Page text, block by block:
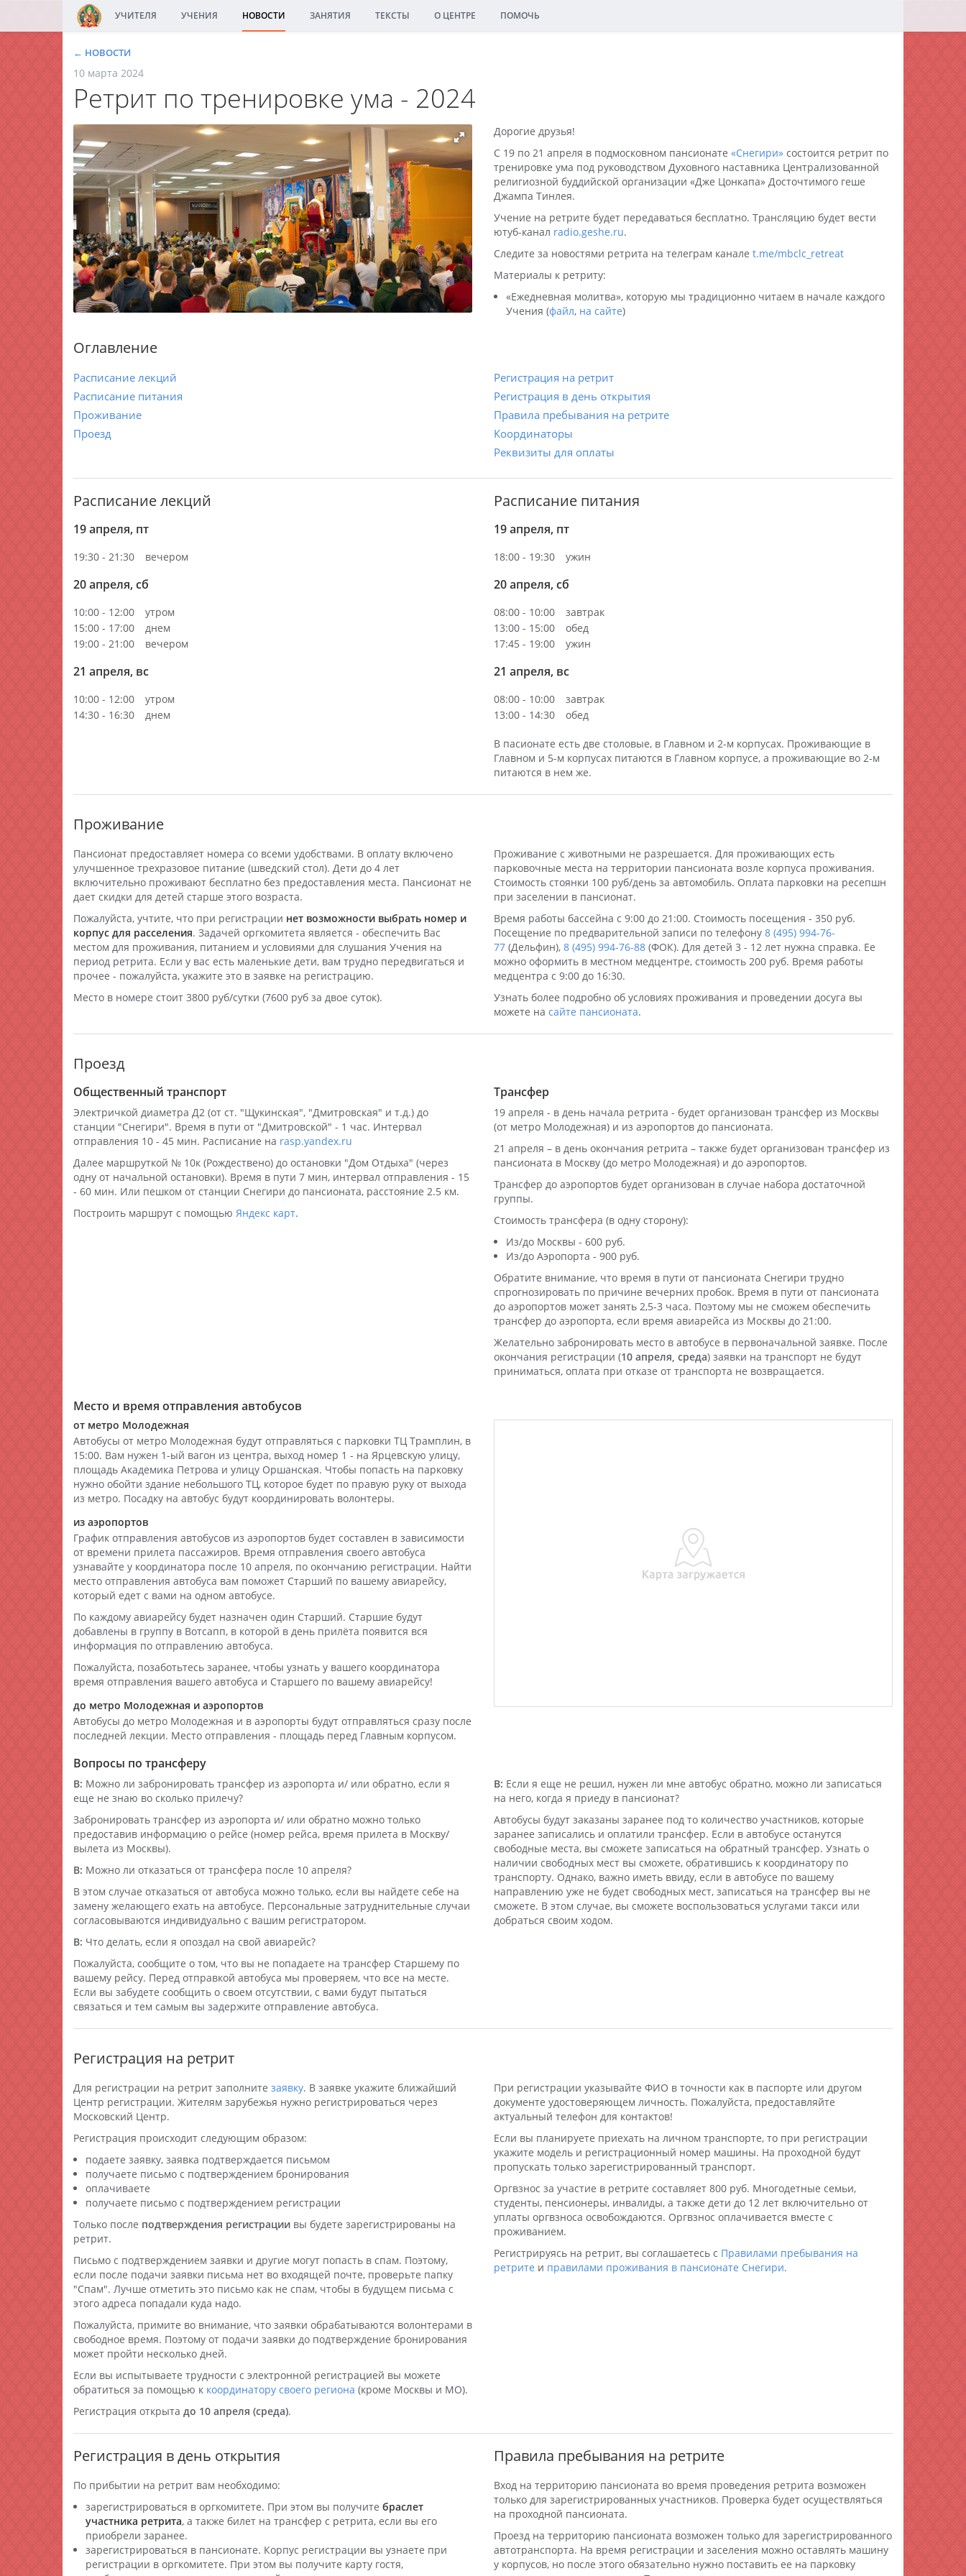
УЧИТЕЛЯ УЧЕНИЯ НОВОСТИ ЗАНЯТИЯ ТЕКСТЫ О ЦЕНТРЕ ПОМОЧЬ
← НОВОСТИ
10 марта 2024
Ретрит по тренировке ума - 2024
Дорогие друзья!
С 19 по 21 апреля в подмосковном пансионате «Снегири» состоится ретрит по
тренировке ума под руководством Духовного наставника Централизованной
религиозной буддийской организации «Дже Цонкапа» Досточтимого геше
Джампа Тинлея.
Учение на ретрите будет передаваться бесплатно. Трансляцию будет вести
ютуб-канал radio.geshe.ru.
Следите за новостями ретрита на телеграм канале t.me/mbclc_retreat
Материалы к ретриту:
«Ежедневная молитва», которую мы традиционно читаем в начале каждого
Учения (файл, на сайте)
Оглавление
Расписание лекций
Расписание питания
Проживание
Проезд
Регистрация на ретрит
Регистрация в день открытия
Правила пребывания на ретрите
Координаторы
Реквизиты для оплаты
Расписание лекций
19 апреля, пт
19:30 - 21:30 вечером
20 апреля, сб
10:00 - 12:00
утром
15:00 - 17:00
днем
19:00 - 21:00
вечером
21 апреля, вс
10:00 - 12:00
утром
14:30 - 16:30
днем
Расписание питания
19 апреля, пт
18:00 - 19:30 ужин
20 апреля, сб
08:00 - 10:00
завтрак
13:00 - 15:00
обед
17:45 - 19:00
ужин
21 апреля, вс
08:00 - 10:00
завтрак
13:00 - 14:30
обед
В пасионате есть две столовые, в Главном и 2-м корпусах. Проживающие в
Главном и 5-м корпусах питаются в Главном корпусе, а проживающие во 2-м
питаются в нем же.
Проживание
Пансионат предоставляет номера со всеми удобствами. В оплату включено
улучшенное трехразовое питание (шведский стол). Дети до 4 лет
включительно проживают бесплатно без предоставления места. Пансионат не
дает скидки для детей старше этого возраста.
Пожалуйста, учтите, что при регистрации нет возможности выбрать номер и
корпус для расселения. Задачей оргкомитета является - обеспечить Вас
местом для проживания, питанием и условиями для слушания Учения на
период ретрита. Если у вас есть маленькие дети, вам трудно передвигаться и
прочее - пожалуйста, укажите это в заявке на регистрацию.
Место в номере стоит 3800 руб/сутки (7600 руб за двое суток).
Проживание с животными не разрешается. Для проживающих есть
парковочные места на территории пансионата возле корпуса проживания.
Стоимость стоянки 100 руб/день за автомобиль. Оплата парковки на ресепшн
при заселении в пансионат.
Время работы бассейна с 9:00 до 21:00. Стоимость посещения - 350 руб.
Посещение по предварительной записи по телефону 8 (495) 994-76-
77 (Дельфин), 8 (495) 994-76-88 (ФОК). Для детей 3 - 12 лет нужна справка. Ее
можно оформить в местном медцентре, стоимость 200 руб. Время работы
медцентра с 9:00 до 16:30.
Узнать более подробно об условиях проживания и проведении досуга вы
можете на сайте пансионата.
Проезд
Общественный транспорт
Электричкой диаметра Д2 (от ст. "Щукинская", "Дмитровская" и т.д.) до
станции "Снегири". Время в пути от "Дмитровской" - 1 час. Интервал
отправления 10 - 45 мин. Расписание на rasp.yandex.ru
Далее маршруткой № 10к (Рождествено) до остановки "Дом Отдыха" (через
одну от начальной остановки). Время в пути 7 мин, интервал отправления - 15
- 60 мин. Или пешком от станции Снегири до пансионата, расстояние 2.5 км.
Построить маршрут с помощью Яндекс карт.
Трансфер
19 апреля - в день начала ретрита - будет организован трансфер из Москвы
(от метро Молодежная) и из аэропортов до пансионата.
21 апреля – в день окончания ретрита – также будет организован трансфер из
пансионата в Москву (до метро Молодежная) и до аэропортов.
Трансфер до аэропортов будет организован в случае набора достаточной
группы.
Стоимость трансфера (в одну сторону):
Из/до Москвы - 600 руб.
Из/до Аэропорта - 900 руб.
Обратите внимание, что время в пути от пансионата Снегири трудно
спрогнозировать по причине вечерних пробок. Время в пути от пансионата
до аэропортов может занять 2,5-3 часа. Поэтому мы не сможем обеспечить
трансфер до аэропорта, если время авиарейса из Москвы до 21:00.
Желательно забронировать место в автобусе в первоначальной заявке. После
окончания регистрации (10 апреля, среда) заявки на транспорт не будут
приниматься, оплата при отказе от транспорта не возвращается.
Место и время отправления автобусов
от метро Молодежная
Автобусы от метро Молодежная будут отправляться с парковки ТЦ Трамплин, в
15:00. Вам нужен 1-ый вагон из центра, выход номер 1 - на Ярцевскую улицу,
площадь Академика Петрова и улицу Оршанская. Чтобы попасть на парковку
нужно обойти здание небольшого ТЦ, которое будет по правую руку от выхода
из метро. Посадку на автобус будут координировать волонтеры.
из аэропортов
График отправления автобусов из аэропортов будет составлен в зависимости
от времени прилета пассажиров. Время отправления своего автобуса
узнавайте у координатора после 10 апреля, по окончанию регистрации. Найти
место отправления автобуса вам поможет Старший по вашему авиарейсу,
который едет с вами на одном автобусе.
По каждому авиарейсу будет назначен один Старший. Старшие будут
добавлены в группу в Вотсапп, в которой в день прилёта появится вся
информация по отправлению автобуса.
Пожалуйста, позаботьтесь заранее, чтобы узнать у вашего координатора
время отправления вашего автобуса и Старшего по вашему авиарейсу!
до метро Молодежная и аэропортов
Автобусы до метро Молодежная и в аэропорты будут отправляться сразу после
последней лекции. Место отправления - площадь перед Главным корпусом.
Вопросы по трансферу
В: Можно ли забронировать трансфер из аэропорта и/ или обратно, если я
еще не знаю во сколько прилечу?
Забронировать трансфер из аэропорта и/ или обратно можно только
предоставив информацию о рейсе (номер рейса, время прилета в Москву/
вылета из Москвы).
В: Можно ли отказаться от трансфера после 10 апреля?
В этом случае отказаться от автобуса можно только, если вы найдете себе на
замену желающего ехать на автобусе. Персональные затруднительные случаи
согласовываются индивидуально с вашим регистратором.
В: Что делать, если я опоздал на свой авиарейс?
Пожалуйста, сообщите о том, что вы не попадаете на трансфер Старшему по
вашему рейсу. Перед отправкой автобуса мы проверяем, что все на месте.
Если вы забудете сообщить о своем отсутствии, с вами будут пытаться
связаться и тем самым вы задержите отправление автобуса.
В: Если я еще не решил, нужен ли мне автобус обратно, можно ли записаться
на него, когда я приеду в пансионат?
Автобусы будут заказаны заранее под то количество участников, которые
заранее записались и оплатили трансфер. Если в автобусе останутся
свободные места, вы сможете записаться на обратный трансфер. Узнать о
наличии свободных мест вы сможете, обратившись к координатору по
транспорту. Однако, важно иметь ввиду, если в автобусе по вашему
направлению уже не будет свободных мест, записаться на трансфер вы не
сможете. В этом случае, вы сможете воспользоваться услугами такси или
добраться своим ходом.
Регистрация на ретрит
Для регистрации на ретрит заполните заявку. В заявке укажите ближайший
Центр регистрации. Жителям зарубежья нужно регистрироваться через
Московский Центр.
Регистрация происходит следующим образом:
подаете заявку, заявка подтверждается письмом
получаете письмо с подтверждением бронирования
оплачиваете
получаете письмо с подтверждением регистрации
Только после подтверждения регистрации вы будете зарегистрированы на
ретрит.
Письмо с подтверждением заявки и другие могут попасть в спам. Поэтому,
если после подачи заявки письма нет во входящей почте, проверьте папку
"Спам". Лучше отметить это письмо как не спам, чтобы в будущем письма с
этого адреса попадали куда надо.
Пожалуйста, примите во внимание, что заявки обрабатываются волонтерами в
свободное время. Поэтому от подачи заявки до подтверждение бронирования
может пройти несколько дней.
Если вы испытываете трудности с электронной регистрацией вы можете
обратиться за помощью к координатору своего региона (кроме Москвы и МО).
Регистрация открыта до 10 апреля (среда).
При регистрации указывайте ФИО в точности как в паспорте или другом
документе удостоверяющем личность. Пожалуйста, предоставляйте
актуальный телефон для контактов!
Если вы планируете приехать на личном транспорте, то при регистрации
укажите модель и регистрационный номер машины. На проходной будут
пропускать только зарегистрированный транспорт.
Оргвзнос за участие в ретрите составляет 800 руб. Многодетные семьи,
студенты, пенсионеры, инвалиды, а также дети до 12 лет включительно от
уплаты оргвзноса освобождаются. Оргвзнос оплачивается вместе с
проживанием.
Регистрируясь на ретрит, вы соглашаетесь с Правилами пребывания на
ретрите и правилами проживания в пансионате Снегири.
Регистрация в день открытия
По прибытии на ретрит вам необходимо:
зарегистрироваться в оргкомитете. При этом вы получите браслет
участника ретрита, а также билет на трансфер с ретрита, если вы его
приобрели заранее.
зарегистрироваться в пансионате. Корпус регистрации вы узнаете при
регистрации в оргкомитете. При этом вы получите карту гостя,
Правила пребывания на ретрите
Вход на территорию пансионата во время проведения ретрита возможен
только для зарегистрированных участников. Проверка будет осуществляться
на проходной пансионата.
Проезд на территорию пансионата возможен только для зарегистрированного
автотранспорта. На время регистрации и заселения можно оставлять машину
у корпусов, но после этого обязательно нужно поставить ее на парковку